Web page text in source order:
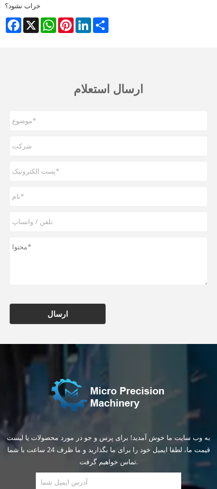
خراب نشود؟
Facebook
X WhatsAppPinterestLinkedIn
ارسال استعلام
ارسال
به وب سایت ما خوش آمدید! برای پرس و جو در مورد محصولات یا لیست
قیمت ما، لطفا ایمیل خود را برای ما بگذارید و ما ظرف 24 ساعت با شما
تماس خواهیم گرفت.